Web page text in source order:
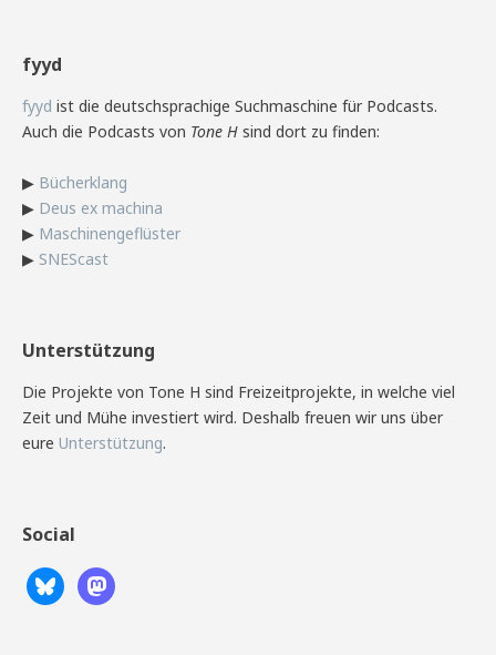
fyyd
fyyd ist die deutschsprachige Suchmaschine für Podcasts.
Auch die Podcasts von Tone H sind dort zu finden:
▶ Bücherklang
▶ Deus ex machina
▶ Maschinengeflüster
▶ SNEScast
Unterstützung
Die Projekte von Tone H sind Freizeitprojekte, in welche viel
Zeit und Mühe investiert wird. Deshalb freuen wir uns über
eure Unterstützung.
Social